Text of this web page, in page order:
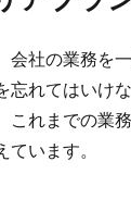
会社の業務を
忘れてはいけ
これまでの業
います。